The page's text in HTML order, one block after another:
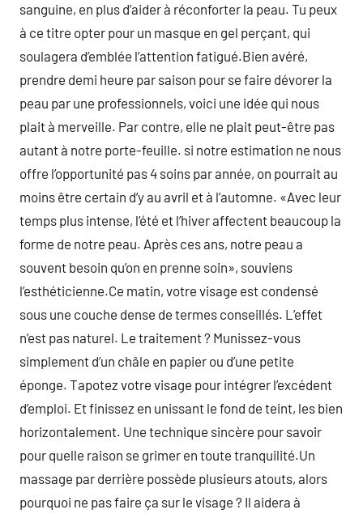
sanguine, en plus d’aider à réconforter la peau. Tu peux
à ce titre opter pour un masque en gel perçant, qui
soulagera d’emblée l’attention fatigué.Bien avéré,
prendre demi heure par saison pour se faire dévorer la
peau par une professionnels, voici une idée qui nous
plait à merveille. Par contre, elle ne plait peut-être pas
autant à notre porte-feuille. si notre estimation ne nous
offre l’opportunité pas 4 soins par année, on pourrait au
moins être certain d’y au avril et à l’automne. «Avec leur
temps plus intense, l’été et l’hiver affectent beaucoup la
forme de notre peau. Après ces ans, notre peau a
souvent besoin qu’on en prenne soin», souviens
l’esthéticienne.Ce matin, votre visage est condensé
sous une couche dense de termes conseillés. L’effet
n’est pas naturel. Le traitement ? Munissez-vous
simplement d’un châle en papier ou d’une petite
éponge. Tapotez votre visage pour intégrer l’excédent
d’emploi. Et finissez en unissant le fond de teint, les bien
horizontalement. Une technique sincère pour savoir
pour quelle raison se grimer en toute tranquilité.Un
massage par derrière possède plusieurs atouts, alors
pourquoi ne pas faire ça sur le visage ? Il aidera à